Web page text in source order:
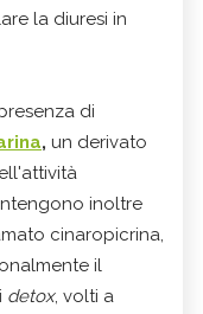
la diuresi in
di
, un derivato
inoltre
cinaropicrina,
il
detox, volti a